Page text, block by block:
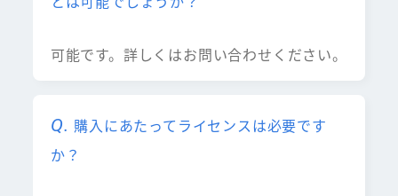
可能です。詳しくはお問い合わせください。
購入にあたってライセンスは必要です
か？